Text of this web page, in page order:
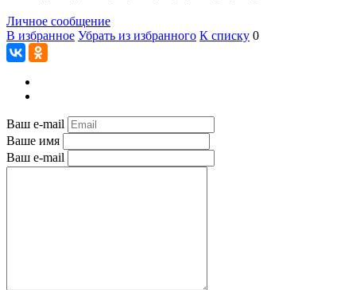
Личное сообщение
В избранное Убрать из избранного К списку 0
Ваш e-mail
Ваше имя
Ваш e-mail